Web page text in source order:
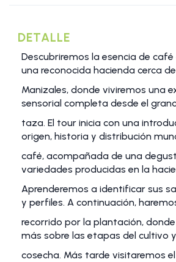
DETALLE
Descubriremos la esencia de
una reconocida hacienda cerca de
Manizales, donde viviremos una
sensorial completa desde el
taza. El tour inicia con una
origen, historia y distribución
café, acompañada de una
variedades producidas en la
Aprenderemos a identificar sus
y perfiles. A continuación,
recorrido por la plantación,
más sobre las etapas del cultivo
cosecha. Más tarde visitaremos